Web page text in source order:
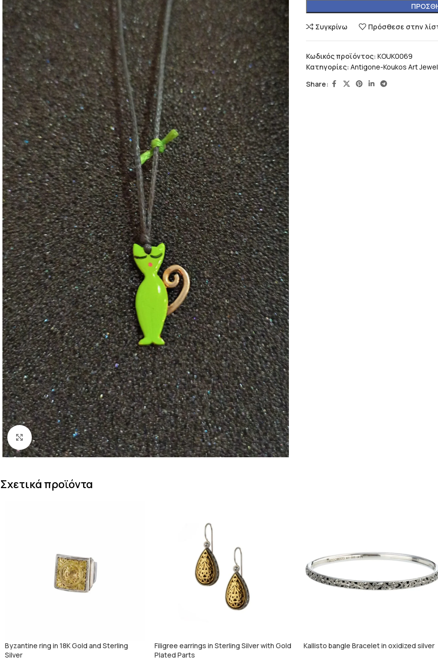
Κάντε κλικ για μεγέθυνση
Συγκρίνω Πρόσθεσε στην
Κωδικός προϊόντος: KOUK0069
Κατηγορίες: Antigone-Koukos Art
Share:
Σχετικά προϊόντα
Byzantine ring in 18K Gold and Sterling
Silver
Filigree earrings in Sterling Silver with Gold
Plated Parts
Kallisto bangle Bracelet in oxidized silver